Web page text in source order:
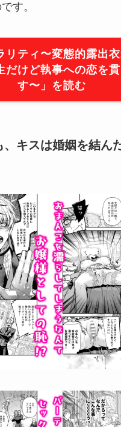
す。
リティ〜変態的露出
だけど執事への恋を貫
す〜 」を読む
キスは婚姻を結ん